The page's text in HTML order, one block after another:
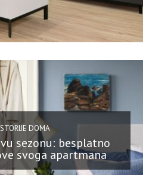
DOMA
sezonu: besplatno
svoga apartmana